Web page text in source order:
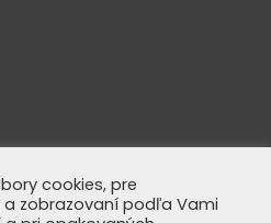
cookies, pre
zobrazovaní podľa Vami